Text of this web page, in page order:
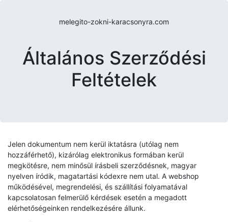
melegito-zokni-karacsonyra.com
Általános Szerződési
Feltételek
Jelen dokumentum nem kerül iktatásra (utólag nem
hozzáférhető), kizárólag elektronikus formában kerül
megkötésre, nem minősül írásbeli szerződésnek, magyar
nyelven íródik, magatartási kódexre nem utal. A webshop
működésével, megrendelési, és szállítási folyamatával
kapcsolatosan felmerülő kérdések esetén a megadott
elérhetőségeinken rendelkezésére állunk.